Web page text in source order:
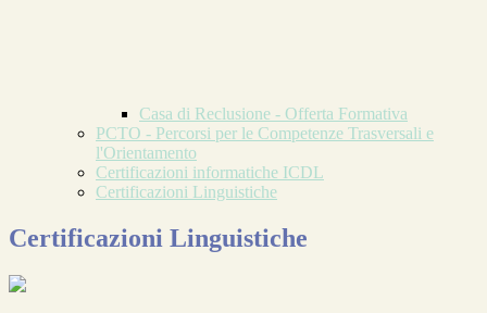
Casa di Reclusione - Offerta Formativa
PCTO - Percorsi per le Competenze Trasversali e
l'Orientamento
Certificazioni informatiche ICDL
Certificazioni Linguistiche
Certificazioni Linguistiche